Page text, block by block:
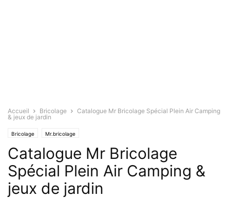
Accueil Bricolage
Catalogue Mr Bricolage Spécial Plein Air Camping
& jeux de jardin
Bricolage Mr.bricolage
Catalogue Mr Bricolage
Spécial Plein Air Camping &
jeux de jardin